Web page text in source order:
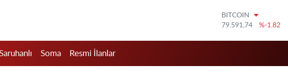
BITCOIN
79.591,74
%-1.82
53,38690
%0.19
Soma Resmi İlanlar